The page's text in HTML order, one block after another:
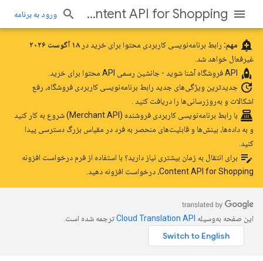
Content API for Shopping ورود به برنامه
add_alert مهم: رابط برنامه‌نویسی کاربردی محتوا برای خرید در ۱۸ آگوست ۲۰۲۶
غیرفعال خواهد شد.
rocket API فروشگاه آشنا شوید - جانشین رسمی API محتوا برای خرید.
update جدیدترین ویژگی‌های جدید رابط برنامه‌نویسی کاربردی فروشگاه، رفع
اشکالات و به‌روزرسانی‌ها را دریافت کنید
point_of_sale با رابط برنامه‌نویسی کاربردی فروشنده (Merchant API) شروع به کار کنید
و به داده‌ها، بینش‌ها و قابلیت‌های منحصر به فرد در مقیاس بزرگ دسترسی پیدا
کنید.
edit_note برای انتقال به زمان بیشتری نیاز دارید؟ با استفاده از فرم درخواست افزونه
Content API for Shopping، درخواست افزونه دهید.
این صفحه به‌وسیله ترجمه شده است.